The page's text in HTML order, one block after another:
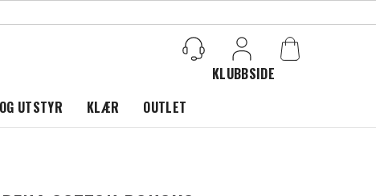
Logg inn
UTSTYR KLÆR OUTLET
KLUBBSIDE